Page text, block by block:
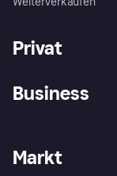
Privat
Shops entdecken
Business
Händlerportal
Markt